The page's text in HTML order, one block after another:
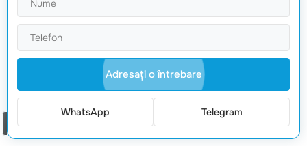
ANULUI
Medalie De Aur 2016,
Medalie De Aur 2017, Medalie
De Aur 2018, Medalie De Aur
2019
Adresaţi o întrebare
WhatsApp Telegram
Comanda un apel